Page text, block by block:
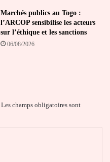
Marchés publics au Togo :
l’ARCOP sensibilise les acteurs
sur l’éthique et les sanctions
06/08/2026
Les champs obligatoires sont